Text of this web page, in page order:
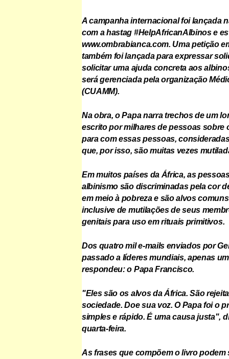
A campanha internacional foi lançada
com a hastag #HelpAfricanAlbinos e
www.ombrabianca.com. Uma petição
também foi lançada para expressar
solicitar uma ajuda concreta aos
será gerenciada pela organização
(CUAMM).
Na obra, o Papa narra trechos de um
escrito por milhares de pessoas sobre
para com essas pessoas,
que, por isso, são muitas vezes
Em muitos países da África, as
albinismo são discriminadas pela cor
em meio à pobreza e são alvos
inclusive de mutilações de seus
genitais para uso em rituais primitivos.
Dos quatro mil e-mails enviados por
passado a líderes mundiais, apenas
respondeu: o Papa Francisco.
"Eles são os alvos da África. São
sociedade. Doe sua voz. O Papa foi o
simples e rápido. É uma causa justa",
quarta-feira.
As frases que compõem o livro podem